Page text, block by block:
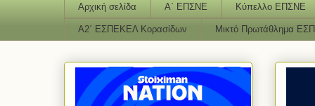
Αρχική σελίδα Α΄ ΕΠΣΝΕ Κύπελλο ΕΠΣΝΕ
Α2΄ ΕΣΠΕΚΕΛ Κορασίδων Μικτό Πρωτάθλημα